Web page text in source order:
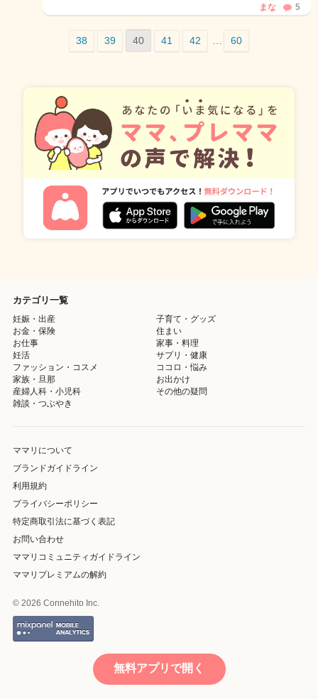
まな 5
38 39 40 41 42 60
カテゴリ一覧
妊娠・出産
子育て・グッズ
お金・保険
住まい
お仕事
家事・料理
妊活
サプリ・健康
ファッション・コスメ
ココロ・悩み
家族・旦那
お出かけ
産婦人科・小児科
その他の疑問
雑談・つぶやき
ママリについて
ブランドガイドライン
利用規約
プライバシーポリシー
特定商取引法に基づく表記
お問い合わせ
ママリコミュニティガイドライン
ママリプレミアムの解約
© 2026 Connehito Inc.
無料アプリで開く